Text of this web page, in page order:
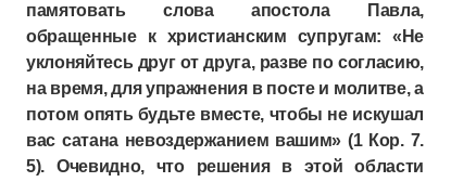
памятовать слова апостола Павла,
обращенные к христианским супругам: «Не
уклоняйтесь друг от друга, разве по согласию,
на время, для упражнения в посте и молитве, а
потом опять будьте вместе, чтобы не искушал
вас сатана невоздержанием вашим» (1 Кор. 7.
5). Очевидно, что решения в этой области